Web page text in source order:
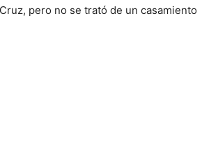
pero no se trató de un casamiento